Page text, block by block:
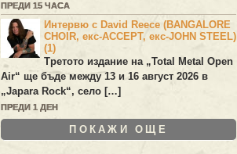
ПРЕДИ 15 ЧАСА
Интервю с David Reece (BANGALORE
CHOIR, екс-ACCEPT, екс-JOHN STEEL)
(1)
Третото издание на „Total Metal Open
Air“ ще бъде между 13 и 16 август 2026 в
„Japara Rock“, село […]
ПРЕДИ 1 ДЕН
ПОКАЖИ ОЩЕ